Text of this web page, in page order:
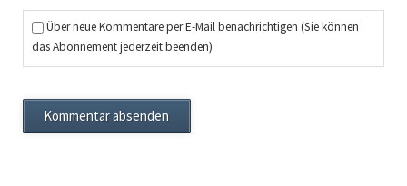
Über neue Kommentare per E-Mail benachrichtigen (Sie können
das Abonnement jederzeit beenden)
Kommentar absenden